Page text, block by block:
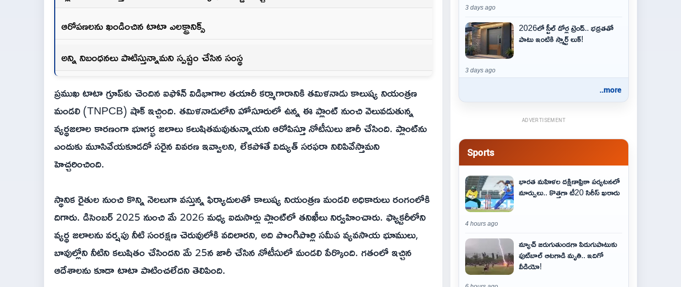
ఆరోపణలను ఖండించిన టాటా ఎలక్ట్రానిక్స్
అన్ని నిబంధనలు పాటిస్తున్నామని స్పష్టం చేసిన సంస్థ
ప్రముఖ టాటా గ్రూప్‌కు చెందిన ఐఫోన్ విడిభాగాల తయారీ కర్మాగారానికి తమిళనాడు కాలుష్య నియంత్రణ
మండలి (TNPCB) షాక్ ఇచ్చింది. తమిళనాడులోని హోసూరులో ఉన్న ఈ ప్లాంట్ నుంచి వెలువడుతున్న
వ్యర్థజలాల కారణంగా భూగర్భ జలాలు కలుషితమవుతున్నాయని ఆరోపిస్తూ నోటీసులు జారీ చేసింది. ప్లాంట్‌ను
ఎందుకు మూసివేయకూడదో సరైన వివరణ ఇవ్వాలని, లేకపోతే విద్యుత్ సరఫరా నిలిపివేస్తామని
హెచ్చరించింది.
స్థానిక రైతుల నుంచి కొన్ని నెలలుగా వస్తున్న ఫిర్యాదులతో కాలుష్య నియంత్రణ మండలి అధికారులు రంగంలోకి
దిగారు. డిసెంబర్ 2025 నుంచి మే 2026 మధ్య ఐదుసార్లు ప్లాంట్‌లో తనిఖీలు నిర్వహించారు. ఫ్యాక్టరీలోని
వ్యర్థ జలాలను వర్షపు నీటి సంరక్షణ చెరువులోకి వదిలారని, అది పొంగిపొర్లి సమీప వ్యవసాయ భూములు,
బావుల్లోని నీటిని కలుషితం చేసిందని మే 25న జారీ చేసిన నోటీసులో మండలి పేర్కొంది. గతంలో ఇచ్చిన
ఆదేశాలను కూడా టాటా పాటించలేదని తెలిపింది.
3 days ago
2026లో స్టీల్ డోర్ల ట్రెండ్.. భద్రతతో
పాటు ఇంటికి స్మార్ట్ లుక్!
3 days ago
..more
ADVERTISEMENT
Sports
భారత మహిళల దక్షిణాఫ్రికా పర్యటనలో
మార్పులు.. కొత్తగా టీ20 సిరీస్ ఖరారు
4 hours ago
మ్యాచ్ జరుగుతుండగా పిడుగుపాటుకు
ఫుట్‌బాల్ ఆటగాడి మృతి.. ఇదిగో
వీడియో!